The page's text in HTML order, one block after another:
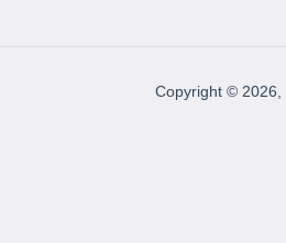
Copyright © 2026,